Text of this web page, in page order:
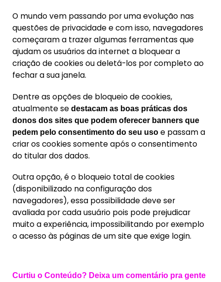
O mundo vem passando por uma evolução nas
questões de privacidade e com isso, navegadores
começaram a trazer algumas ferramentas que
ajudam os usuários da internet a bloquear a
criação de cookies ou deletá-los por completo ao
fechar a sua janela.
Dentre as opções de bloqueio de cookies,
atualmente se destacam as boas práticas dos
donos dos sites que podem oferecer banners que
pedem pelo consentimento do seu uso e passam a
criar os cookies somente após o consentimento
do titular dos dados.
Outra opção, é o bloqueio total de cookies
(disponibilizado na configuração dos
navegadores), essa possibilidade deve ser
avaliada por cada usuário pois pode prejudicar
muito a experiência, impossibilitando por exemplo
o acesso às páginas de um site que exige login.
Curtiu o Conteúdo? Deixa um comentário pra gente